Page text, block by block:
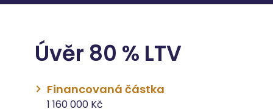
Úvěr 80 % LTV
Financovaná částka
1 160 000 Kč